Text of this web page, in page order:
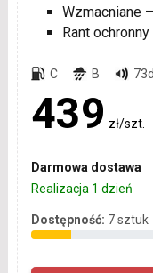
Wzmacniane
Rant
C B
439 zł/szt.
Darmowa dostawa
Realizacja 1 dzień
Dostępność: 7 sztuk